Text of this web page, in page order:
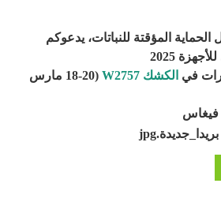
الحماية المؤقتة للنباتات، يدعوكم
2025
في الكشك W2757
(18-20 مارس
فيغاس